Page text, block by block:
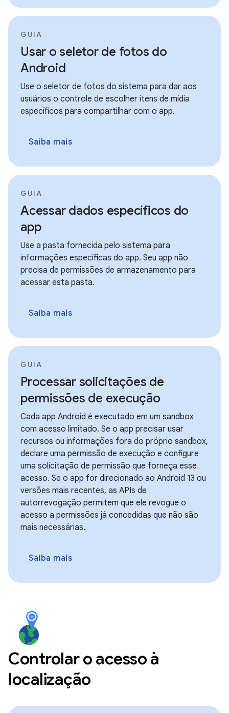
GUIA
Usar o seletor de fotos do
Android
Use o seletor de fotos do sistema para dar aos
usuários o controle de escolher itens de mídia
específicos para compartilhar com o app.
Saiba mais
GUIA
Acessar dados específicos do
app
Use a pasta fornecida pelo sistema para
informações específicas do app. Seu app não
precisa de permissões de armazenamento para
acessar esta pasta.
Saiba mais
GUIA
Processar solicitações de
permissões de execução
Cada app Android é executado em um sandbox
com acesso limitado. Se o app precisar usar
recursos ou informações fora do próprio sandbox,
declare uma permissão de execução e configure
uma solicitação de permissão que forneça esse
acesso. Se o app for direcionado ao Android 13 ou
versões mais recentes, as APIs de
autorrevogação permitem que ele revogue o
acesso a permissões já concedidas que não são
mais necessárias.
Saiba mais
Controlar o acesso à
localização